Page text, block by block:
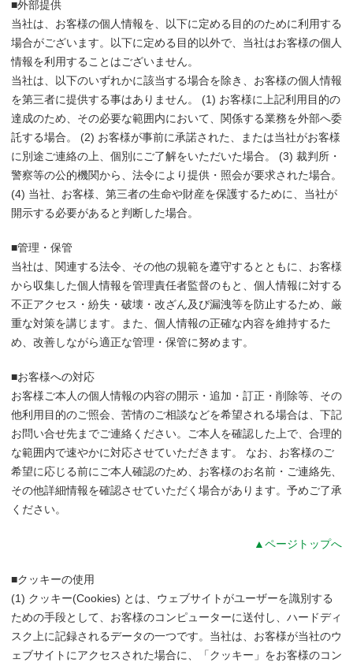
■外部提供
当社は、お客様の個人情報を、以下に定める目的のために利用する
場合がございます。以下に定める目的以外で、当社はお客様の個人
情報を利用することはございません。
当社は、以下のいずれかに該当する場合を除き、お客様の個人情報
を第三者に提供する事はありません。 (1) お客様に上記利用目的の
達成のため、その必要な範囲内において、関係する業務を外部へ委
託する場合。 (2) お客様が事前に承諾された、または当社がお客様
に別途ご連絡の上、個別にご了解をいただいた場合。 (3) 裁判所・
警察等の公的機関から、法令により提供・照会が要求された場合。
(4) 当社、お客様、第三者の生命や財産を保護するために、当社が
開示する必要があると判断した場合。
■管理・保管
当社は、関連する法令、その他の規範を遵守するとともに、お客様
から収集した個人情報を管理責任者監督のもと、個人情報に対する
不正アクセス・紛失・破壊・改ざん及び漏洩等を防止するため、厳
重な対策を講じます。また、個人情報の正確な内容を維持するた
め、改善しながら適正な管理・保管に努めます。
■お客様への対応
お客様ご本人の個人情報の内容の開示・追加・訂正・削除等、その
他利用目的のご照会、苦情のご相談などを希望される場合は、下記
お問い合せ先までご連絡ください。ご本人を確認した上で、合理的
な範囲内で速やかに対応させていただきます。 なお、お客様のご
希望に応じる前にご本人確認のため、お客様のお名前・ご連絡先、
その他詳細情報を確認させていただく場合があります。予めご了承
ください。
▲ページトップへ
■クッキーの使用
(1) クッキー(Cookies) とは、ウェブサイトがユーザーを識別する
ための手段として、お客様のコンピューターに送付し、ハードディ
スク上に記録されるデータの一つです。当社は、お客様が当社のウ
ェブサイトにアクセスされた場合に、「クッキー」をお客様のコン